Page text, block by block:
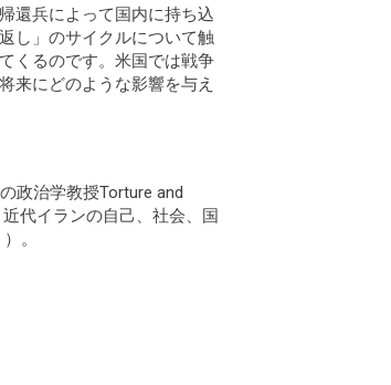
還兵によって国内に持ち込
し」のサイクルについて触
くるのです。米国では戦争
来にどのような影響を与え
政治学教授Torture and
代イランの自己、社会、国
。